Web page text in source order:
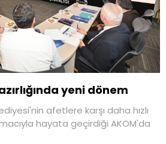
yeni dönem
afetlere karşı daha hızlı
hayata geçirdiği AKOM'da